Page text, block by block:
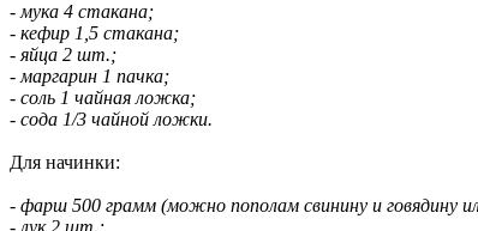
- мука 4 стакана;
- кефир 1,5 стакана;
- яйца 2 шт.;
- маргарин 1 пачка;
- соль 1 чайная ложка;
- сода 1/3 чайной ложки.
Для начинки:
- фарш 500 грамм (можно пополам свинину и говядину